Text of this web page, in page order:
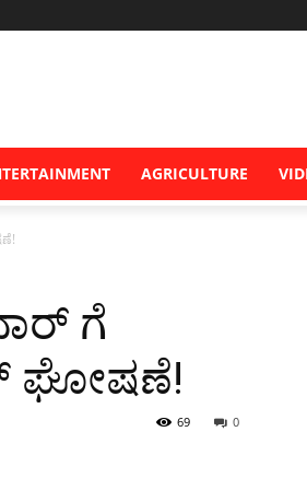
AGRICULTURE
ಗೆ
ಘೋಷಣೆ!
0
69